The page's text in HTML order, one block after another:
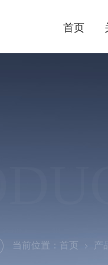
首页
当前位置： 首页 产